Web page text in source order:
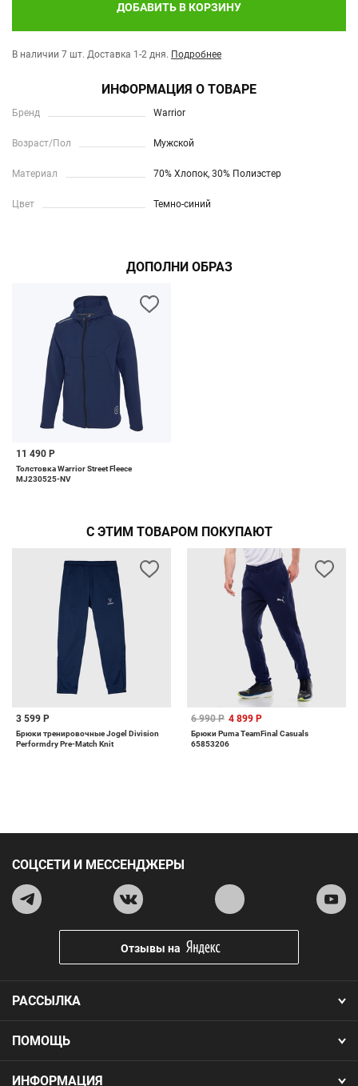
ДОБАВИТЬ В КОРЗИНУ
В наличии 7 шт. Доставка 1-2 дня. Подробнее
ИНФОРМАЦИЯ О ТОВАРЕ
Бренд Warrior
Возраст/Пол Мужской
Материал 70% Хлопок, 30% Полиэстер
Цвет Темно-синий
ДОПОЛНИ ОБРАЗ
11 490 Р
Толстовка Warrior Street Fleece
MJ230525-NV
С ЭТИМ ТОВАРОМ ПОКУПАЮТ
3 599 Р
Брюки тренировочные Jogel Division
Performdry Pre-Match Knit
6 990 Р 4 899 Р
Брюки Puma TeamFinal Casuals
65853206
ПОМОЩЬ
ИНФОРМАЦИЯ
РАССЫЛКА
СОЦСЕТИ И МЕССЕНДЖЕРЫ
Отзывы на